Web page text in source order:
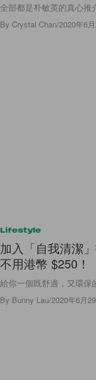
全部都是朴敏英的真心推
By Crystal Chan/2020年6
Lifestyle
加入「自我清潔
不用港幣 $250！
給你一個既舒適，又環保
By Bunny Lau/2020年6月